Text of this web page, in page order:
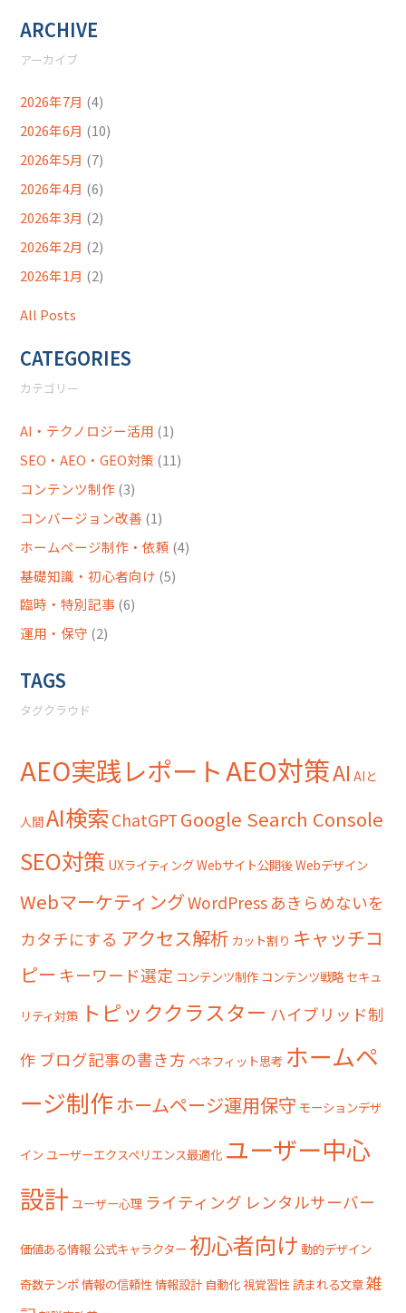
ARCHIVE
アーカイブ
2026年7月 (4)
2026年6月 (10)
2026年5月 (7)
2026年4月 (6)
2026年3月 (2)
2026年2月 (2)
2026年1月 (2)
All Posts
CATEGORIES
カテゴリー
AI・テクノロジー活用 (1)
SEO・AEO・GEO対策 (11)
コンテンツ制作(3)
コンバージョン改善 (1)
ホームページ制作・依頼 (4)
基礎知識・初心者向け (5)
臨時・特別記事(6)
運用・保守 (2)
TAGS
タグクラウド
AEO実践レポートAEO対策AI AIと
人間AI検索 ChatGPT Google Search Console
SEO対策 UXライティングWebサイト公開後Webデザイン
WebマーケティングWordPress あきらめないを
カタチにする アクセス解析 カット割り キャッチコ
ピー キーワード選定 コンテンツ制作 コンテンツ戦略セキュ
リティ対策 トピッククラスター ハイブリッド制
作 ブログ記事の書き方 ベネフィット思考 ホームペ
ージ制作ホームページ運用保守 モーションデザ
イン ユーザーエクスペリエンス最適化 ユーザー中心
設計 ユーザー心理 ライティング レンタルサーバー
価値ある情報 公式キャラクター 初心者向け 動的デザイン
奇数テンポ情報の信頼性情報設計 自動化視覚習性読まれる文章雑